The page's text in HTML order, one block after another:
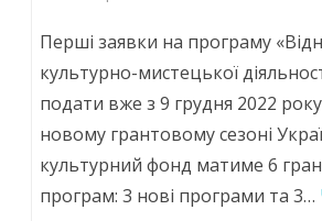
культурний
фонд
розпочинає
Перші заявки на програму
культурно-мистецької
подати вже з 9 грудня 2022
новому грантовому сезоні
культурний фонд матиме 6
програм: 3 нові програми та 3…